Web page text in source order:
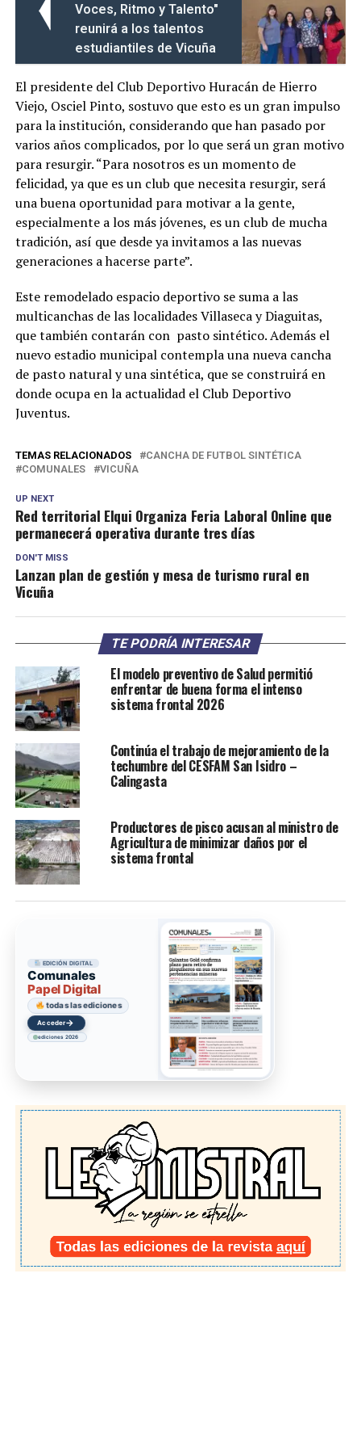
Voces, Ritmo y Talento"
reunirá a los talentos
estudiantiles de Vicuña
El presidente del Club Deportivo Huracán de Hierro
Viejo, Osciel Pinto, sostuvo que esto es un gran impulso
para la institución, considerando que han pasado por
varios años complicados, por lo que será un gran motivo
para resurgir. “Para nosotros es un momento de
felicidad, ya que es un club que necesita resurgir, será
una buena oportunidad para motivar a la gente,
especialmente a los más jóvenes, es un club de mucha
tradición, así que desde ya invitamos a las nuevas
generaciones a hacerse parte”.
Este remodelado espacio deportivo se suma a las
multicanchas de las localidades Villaseca y Diaguitas,
que también contarán con pasto sintético. Además el
nuevo estadio municipal contempla una nueva cancha
de pasto natural y una sintética, que se construirá en
donde ocupa en la actualidad el Club Deportivo
Juventus.
TEMAS RELACIONADOS
CANCHA DE FUTBOL SINTÉTICA
COMUNALES
VICUÑA
UP NEXT
Red territorial Elqui Organiza Feria Laboral Online que
permanecerá operativa durante tres días
DON'T MISS
Lanzan plan de gestión y mesa de turismo rural en
Vicuña
TE PODRÍA INTERESAR
El modelo preventivo de Salud permitió
enfrentar de buena forma el intenso
sistema frontal 2026
Continúa el trabajo de mejoramiento de la
techumbre del CESFAM San Isidro –
Calingasta
Productores de pisco acusan al ministro de
Agricultura de minimizar daños por el
sistema frontal
EDICIÓN DIGITAL
Comunales
Papel Digital
todas las ediciones
Acceder→
ediciones 2026